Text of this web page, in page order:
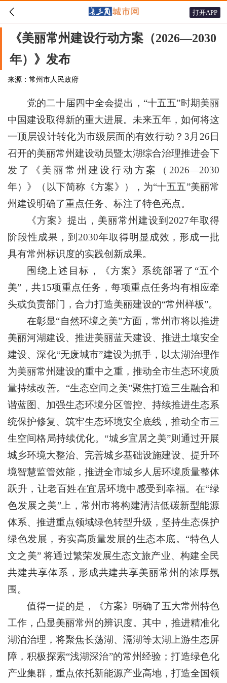
 打开APP
《美丽常州建设行动方案（2026—2030
年）》发布
来源：常州市人民政府
党的二十届四中全会提出，“十五五”时期美丽
中国建设取得新的重大进展。未来五年，如何将这
一顶层设计转化为市级层面的有效行动？3月26日
召开的美丽常州建设动员暨太湖综合治理推进会下
发了《美丽常州建设行动方案（2026—2030
年）》（以下简称《方案》），为“十五五”美丽常
州建设明确了重点任务、标注了特色亮点。
《方案》提出，美丽常州建设到2027年取得
阶段性成果，到2030年取得明显成效，形成一批
具有常州标识度的实践创新成果。
围绕上述目标，《方案》系统部署了“五个
美”，共15项重点任务，每项重点任务均有相应牵
头或负责部门，合力打造美丽建设的“常州样板”。
在彰显“自然环境之美”方面，常州市将以推进
美丽河湖建设、推进美丽蓝天建设、推进土壤安全
建设、深化“无废城市”建设为抓手，以太湖治理作
为美丽常州建设的重中之重，推动全市生态环境质
量持续改善。“生态空间之美”聚焦打造三生融合和
谐蓝图、加强生态环境分区管控、持续推进生态系
统保护修复、筑牢生态环境安全底线，推动全市三
生空间格局持续优化。“城乡宜居之美”则通过开展
城乡环境大整治、完善城乡基础设施建设、提升环
境智慧监管效能，推进全市城乡人居环境质量整体
跃升，让老百姓在宜居环境中感受到幸福。在“绿
色发展之美”上，常州市将构建清洁低碳新型能源
体系、推进重点领域绿色转型升级，坚持生态保护
绿色发展，夯实高质量发展的生态本底。“特色人
文之美” 将通过繁荣发展生态文旅产业、构建全民
共建共享体系，形成共建共享美丽常州的浓厚氛
围。
值得一提的是，《方案》明确了五大常州特色
工作，凸显美丽常州的辨识度。其中，推进精准化
湖泊治理，将聚焦长荡湖、滆湖等太湖上游生态屏
障，积极探索“浅湖深治”的常州经验；打造绿色化
产业集群，重点依托新能源产业高地，打造全国领